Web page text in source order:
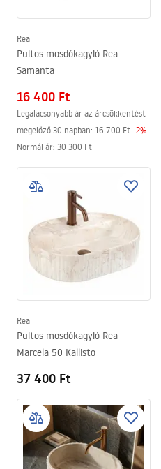
Rea
Pultos mosdókagyló Rea
Samanta
16 400 Ft
Legalacsonyabb ár az árcsökkentést
megelőző 30 napban: 16 700 Ft -2%
Normál ár: 30 300 Ft
Rea
Pultos mosdókagyló Rea
Marcela 50 Kallisto
37 400 Ft